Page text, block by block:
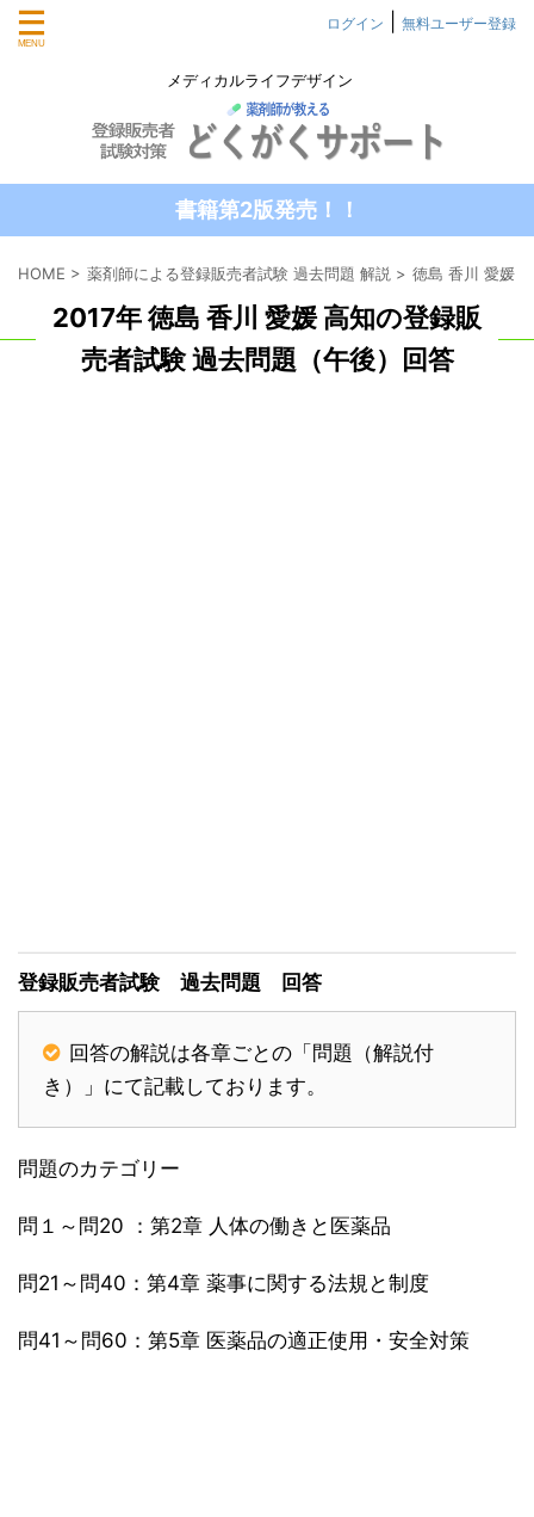
メディカルライフデザイン
ログイン 無料ユーザー登録
書籍第2版発売！！
HOME > 薬剤師による登録販売者試験 過去問題 解説 > 徳島 香川 愛媛
2017年 徳島 香川 愛媛 高知の登録販
売者試験 過去問題（午後）回答
登録販売者試験 過去問題 回答
回答の解説は各章ごとの「問題（解説付
き）」にて記載しております。
問題のカテゴリー
問１～問20 ：第2章 人体の働きと医薬品
問21～問40：第4章 薬事に関する法規と制度
問41～問60：第5章 医薬品の適正使用・安全対策